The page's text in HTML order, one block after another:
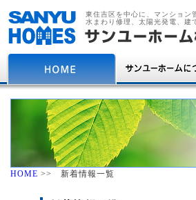
東住吉区を中心に、マンション
水まわり修理、太陽光発電、建
HOME >> 新着情報一覧